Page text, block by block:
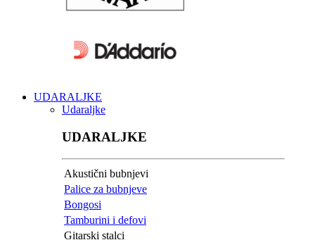
UDARALJKE
Udaraljke
UDARALJKE
Akustični bubnjevi
Palice za bubnjeve
Bongosi
Tamburini i defovi
Gitarski stalci